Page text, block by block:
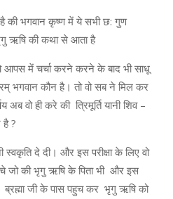
की भगवान कृष्ण में ये सभी छ: गुण
ऋषि की कथा से आता है
आपस में चर्चा करने करने के बाद भी साधू
भगवान कौन है। तो वो सब ने मिल कर
अब वो ही करे की त्रिमूर्ति यानी शिव –
है ?
दे दी। और इस परीक्षा के लिए वो
जो की भृगु ऋषि के पिता भी और इस
जी के पास पहुच कर भृगु ऋषि को